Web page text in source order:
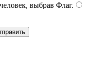
выбрав Флаг.